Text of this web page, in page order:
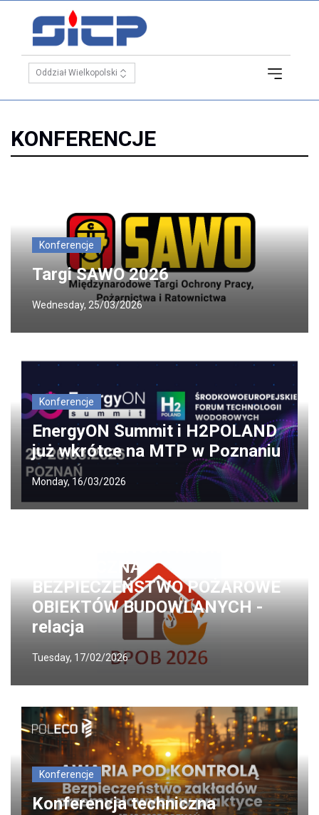
KONFERENCJE
Konferencje
Targi SAWO 2026
Wednesday, 25/03/2026
Konferencje
EnergyON Summit i H2POLAND
już wkrótce na MTP w Poznaniu
Monday, 16/03/2026
TECHNICZNA
BEZPIECZEŃSTWO POŻAROWE
OBIEKTÓW BUDOWLANYCH -
relacja
Tuesday, 17/02/2026
Konferencje
Konferencja techniczna